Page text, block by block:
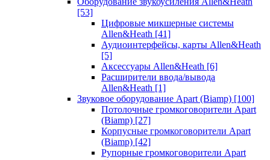
[53]
Цифровые микшерные системы
Allen&Heath [41]
Аудиоинтерфейсы, карты Allen&Heath
[5]
Аксессуары Allen&Heath [6]
Расширители ввода/вывода
Allen&Heath [1]
Звуковое оборудование Apart (Biamp) [100]
Потолочные громкоговорители Apart
(Biamp) [27]
Корпусные громкоговорители Apart
(Biamp) [42]
Рупорные громкоговорители Apart